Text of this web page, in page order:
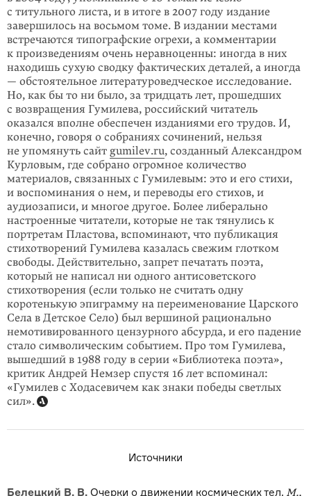
с титульного листа, и в итоге в 2007 году издание
завершилось на восьмом томе. В издании местами
встречаются типографские огрехи, а комментарии
к произведениям очень неравноценны: иногда в них
находишь сухую сводку фактических деталей, а иногда
— обстоятельное литературоведческое исследование.
Но, как бы то ни было, за тридцать лет, прошедших
с возвращения Гумилева, российский читатель
оказался вполне обеспечен изданиями его трудов. И,
конечно, говоря о собраниях сочинений, нельзя
не упомянуть сайт gumilev.ru, созданный Александром
Курловым, где собрано огромное количество
материалов, связанных с Гумилевым: это и его стихи,
и воспоминания о нем, и переводы его стихов, и
аудиозаписи, и многое другое. Более либерально
настроенные читатели, которые не так тянулись к
портретам Пластова, вспоминают, что публикация
стихотворений Гумилева казалась свежим глотком
свободы. Действительно, запрет печатать поэта,
который не написал ни одного антисоветского
стихотворения (если только не считать одну
коротенькую эпиграмму на переименование Царского
Села в Детское Село) был вершиной рационально
немотивированного цензурного абсурда, и его падение
стало символическим событием. Про том Гумилева,
вышедший в 1988 году в серии «Библиотека поэта»,
критик Андрей Немзер спустя 16 лет вспоминал:
«Гумилев с Ходасевичем как знаки победы светлых
сил».
Источники
Белецкий В. В. Очерки о движении космических тел. М.,